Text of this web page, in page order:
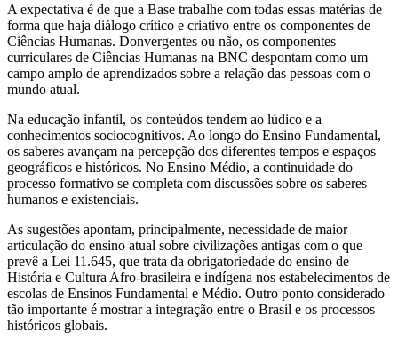
A expectativa é de que a Base trabalhe com todas essas matérias de
forma que haja diálogo crítico e criativo entre os componentes de
Ciências Humanas. Donvergentes ou não, os componentes
curriculares de Ciências Humanas na BNC despontam como um
campo amplo de aprendizados sobre a relação das pessoas com o
mundo atual.
Na educação infantil, os conteúdos tendem ao lúdico e a
conhecimentos sociocognitivos. Ao longo do Ensino Fundamental,
os saberes avançam na percepção dos diferentes tempos e espaços
geográficos e históricos. No Ensino Médio, a continuidade do
processo formativo se completa com discussões sobre os saberes
humanos e existenciais.
As sugestões apontam, principalmente, necessidade de maior
articulação do ensino atual sobre civilizações antigas com o que
prevê a Lei 11.645, que trata da obrigatoriedade do ensino de
História e Cultura Afro-brasileira e indígena nos estabelecimentos de
escolas de Ensinos Fundamental e Médio. Outro ponto considerado
tão importante é mostrar a integração entre o Brasil e os processos
históricos globais.